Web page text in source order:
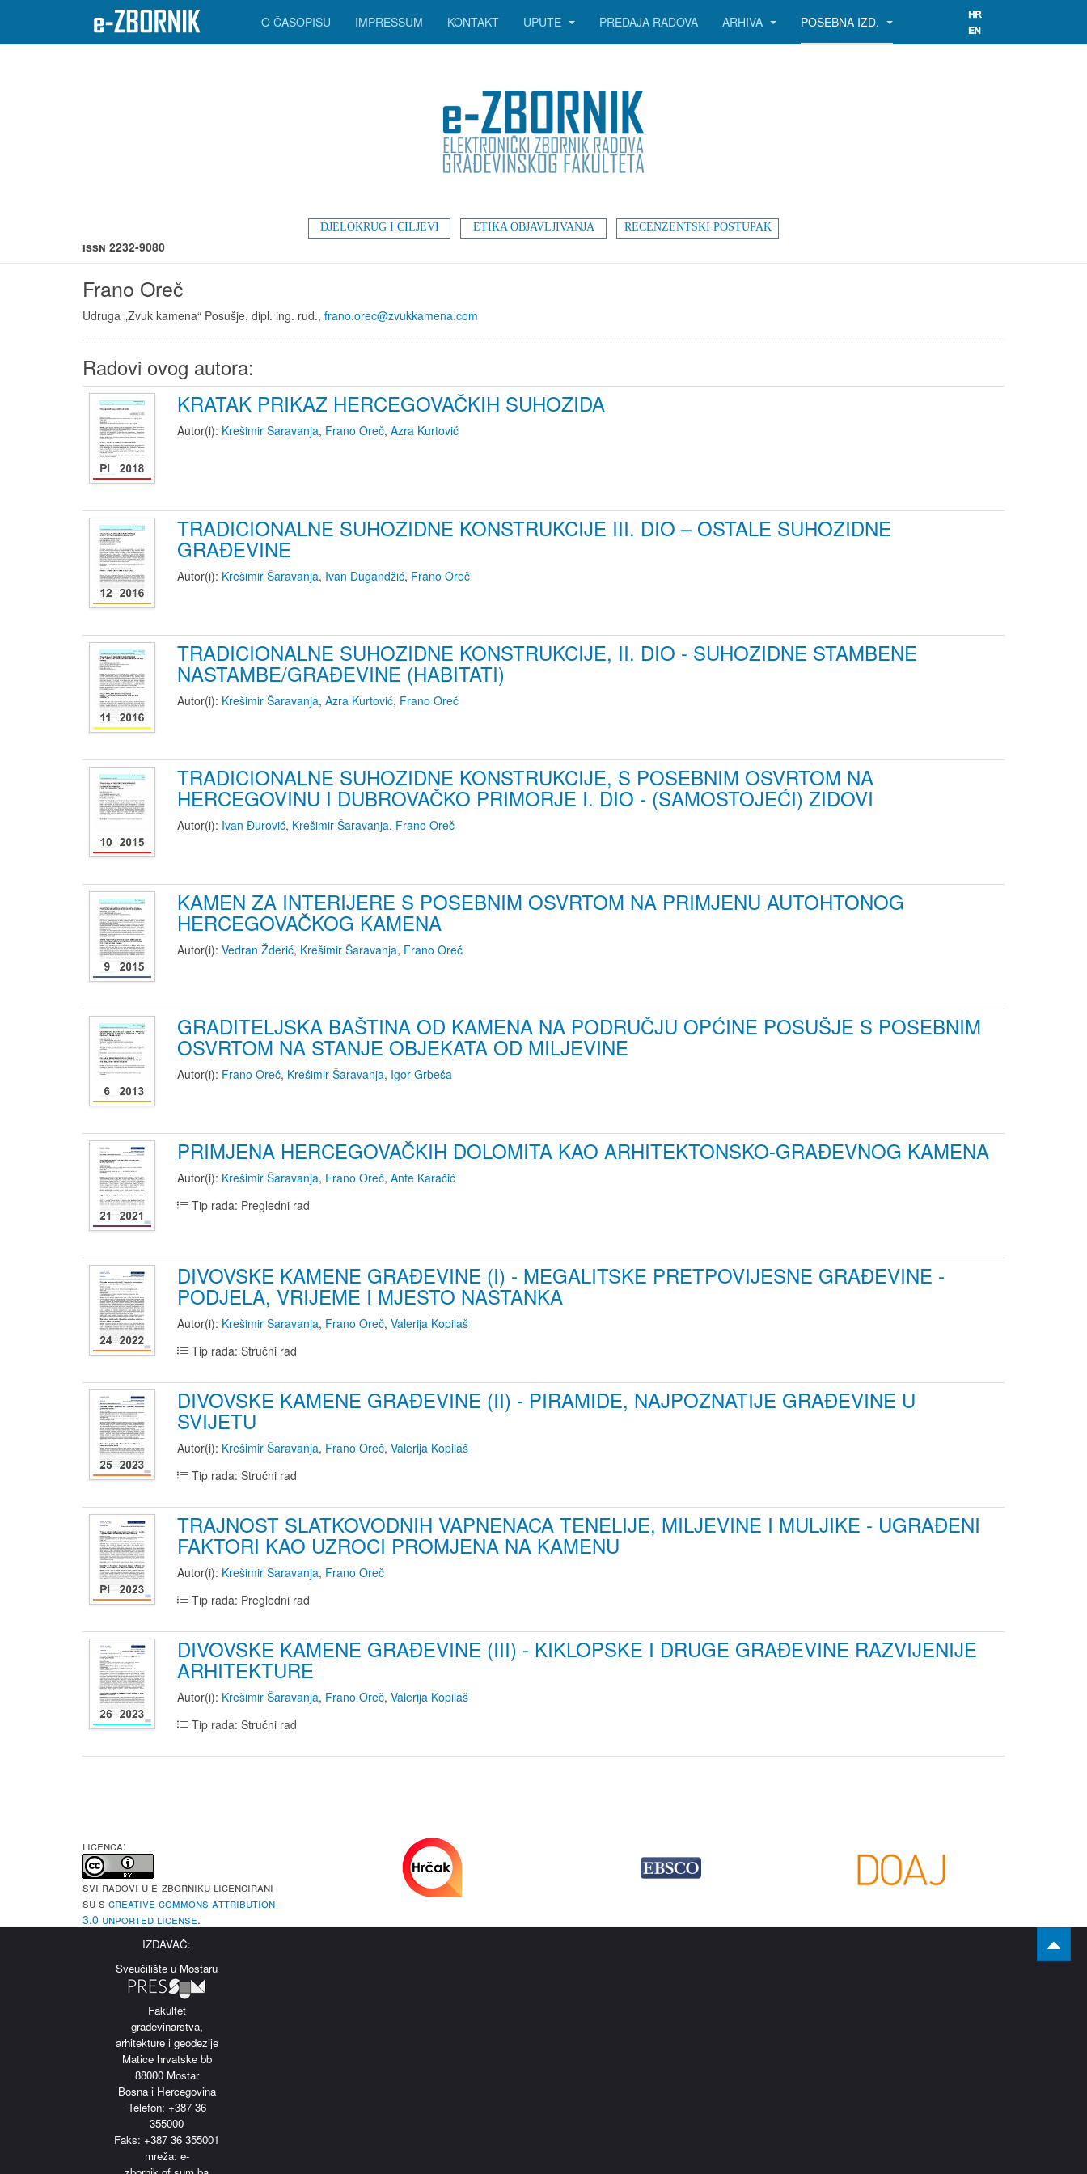
DJELOKRUG I CILJEVI ETIKA OBJAVLJIVANJA RECENZENTSKI POSTUPAK
O ČASOPISU IMPRESSUM KONTAKT UPUTE PREDAJA RADOVA ARHIVA POSEBNA IZD.
ISSN 2232-9080
Frano Oreč
Udruga „Zvuk kamena“ Posušje, dipl. ing. rud., frano.orec@zvukkamena.com
Radovi ovog autora:
KRATAK PRIKAZ HERCEGOVAČKIH SUHOZIDA
Autor(i): Krešimir Šaravanja, Frano Oreč, Azra Kurtović
TRADICIONALNE SUHOZIDNE KONSTRUKCIJE III. DIO – OSTALE SUHOZIDNE
GRAĐEVINE
Autor(i): Krešimir Šaravanja, Ivan Dugandžić, Frano Oreč
TRADICIONALNE SUHOZIDNE KONSTRUKCIJE, II. DIO - SUHOZIDNE STAMBENE
NASTAMBE/GRAĐEVINE (HABITATI)
Autor(i): Krešimir Šaravanja, Azra Kurtović, Frano Oreč
TRADICIONALNE SUHOZIDNE KONSTRUKCIJE, S POSEBNIM OSVRTOM NA
HERCEGOVINU I DUBROVAČKO PRIMORJE I. DIO - (SAMOSTOJEĆI) ZIDOVI
Autor(i): Ivan Đurović, Krešimir Šaravanja, Frano Oreč
KAMEN ZA INTERIJERE S POSEBNIM OSVRTOM NA PRIMJENU AUTOHTONOG
HERCEGOVAČKOG KAMENA
Autor(i): Vedran Žderić, Krešimir Šaravanja, Frano Oreč
GRADITELJSKA BAŠTINA OD KAMENA NA PODRUČJU OPĆINE POSUŠJE S POSEBNIM
OSVRTOM NA STANJE OBJEKATA OD MILJEVINE
Autor(i): Frano Oreč, Krešimir Šaravanja, Igor Grbeša
PRIMJENA HERCEGOVAČKIH DOLOMITA KAO ARHITEKTONSKO-GRAĐEVNOG KAMENA
Autor(i): Krešimir Šaravanja, Frano Oreč, Ante Karačić
Tip rada: Pregledni rad
DIVOVSKE KAMENE GRAĐEVINE (I) - MEGALITSKE PRETPOVIJESNE GRAĐEVINE -
PODJELA, VRIJEME I MJESTO NASTANKA
Autor(i): Krešimir Šaravanja, Frano Oreč, Valerija Kopilaš
Tip rada: Stručni rad
DIVOVSKE KAMENE GRAĐEVINE (II) - PIRAMIDE, NAJPOZNATIJE GRAĐEVINE U
SVIJETU
Autor(i): Krešimir Šaravanja, Frano Oreč, Valerija Kopilaš
Tip rada: Stručni rad
TRAJNOST SLATKOVODNIH VAPNENACA TENELIJE, MILJEVINE I MULJIKE - UGRAĐENI
FAKTORI KAO UZROCI PROMJENA NA KAMENU
Autor(i): Krešimir Šaravanja, Frano Oreč
Tip rada: Pregledni rad
DIVOVSKE KAMENE GRAĐEVINE (III) - KIKLOPSKE I DRUGE GRAĐEVINE RAZVIJENIJE
ARHITEKTURE
Autor(i): Krešimir Šaravanja, Frano Oreč, Valerija Kopilaš
Tip rada: Stručni rad
LICENCA:
Svi radovi u e-Zborniku licencirani
su s Creative Commons Attribution
3.0 Unported License.
IZDAVAČ:
Sveučilište u Mostaru
Fakultet
građevinarstva,
arhitekture i geodezije
Matice hrvatske bb
88000 Mostar
Bosna i Hercegovina
Telefon: +387 36
355000
Faks: +387 36 355001
mreža: e-